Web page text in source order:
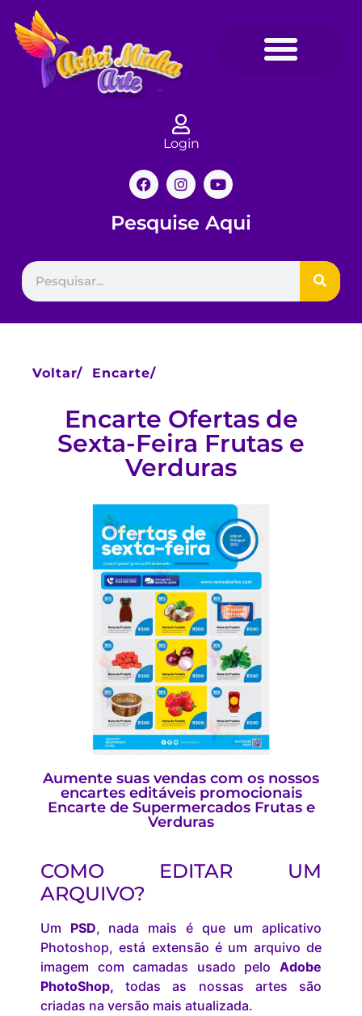
Login
Pesquise Aqui
Voltar/ Encarte/
Encarte Ofertas de
Sexta-Feira Frutas e
Verduras
Aumente suas vendas com os nossos
encartes editáveis promocionais
Encarte de Supermercados Frutas e
Verduras
COMO EDITAR UM
ARQUIVO?
Um PSD, nada mais é que um aplicativo
Photoshop, está extensão é um arquivo de
imagem com camadas usado pelo Adobe
PhotoShop, todas as nossas artes são
criadas na versão mais atualizada.